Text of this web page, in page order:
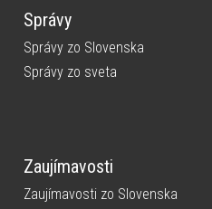
Správy
Správy zo Slovenska
Správy zo sveta
Zaujímavosti
Zaujímavosti zo Slovenska